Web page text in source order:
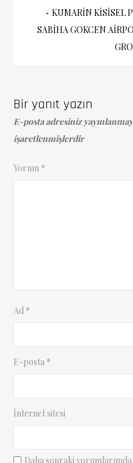
Yazı
gezinmesi
KUMARIN KISISEL
SABIHA GOKCEN
Bir yanıt yazın
E-posta adresiniz
işaretlenmişlerdir
Yorum *
Ad *
E-posta *
İnternet sitesi
Daha sonraki